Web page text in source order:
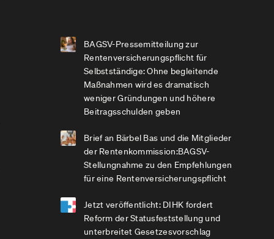
BAGSV-Pressemitteilung zur
Rentenversicherungspflicht für
Selbstständige: Ohne begleitende
Maßnahmen wird es dramatisch
weniger Gründungen und höhere
Beitragsschulden geben
Brief an Bärbel Bas und die Mitglieder
der Rentenkommission:BAGSV-
Stellungnahme zu den Empfehlungen
für eine Rentenversicherungspflicht
Jetzt veröffentlicht: DIHK fordert
Reform der Statusfeststellung und
unterbreitet Gesetzesvorschlag